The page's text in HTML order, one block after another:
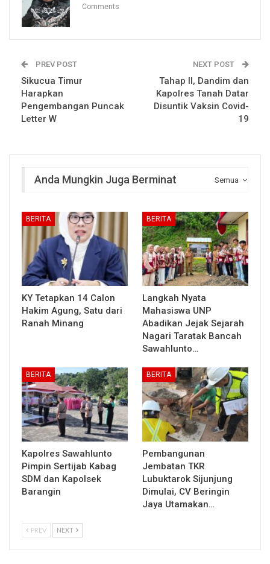
Comments
PREV POST
Sikucua Timur
Harapkan
Pengembangan Puncak
Letter W
NEXT POST
Tahap II, Dandim dan
Kapolres Tanah Datar
Disuntik Vaksin Covid-
19
Semua
Anda Mungkin Juga Berminat
BERITA
KY Tetapkan 14 Calon
Hakim Agung, Satu dari
Ranah Minang
BERITA
Langkah Nyata
Mahasiswa UNP
Abadikan Jejak Sejarah
Nagari Taratak Bancah
Sawahlunto…
BERITA
Kapolres Sawahlunto
Pimpin Sertijab Kabag
SDM dan Kapolsek
Barangin
BERITA
Pembangunan
Jembatan TKR
Lubuktarok Sijunjung
Dimulai, CV Beringin
Jaya Utamakan…
PREV NEXT